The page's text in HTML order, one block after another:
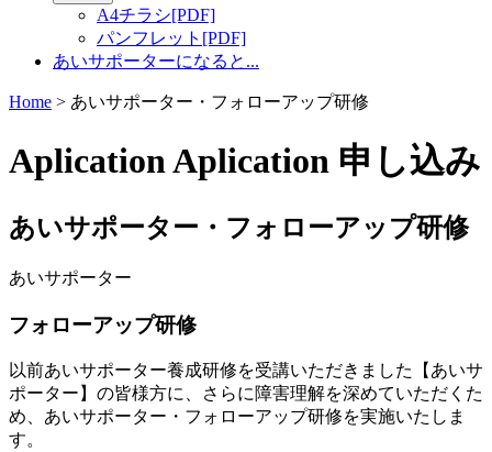
A4チラシ[PDF]
パンフレット[PDF]
あいサポーターになると...
Home > あいサポーター・フォローアップ研修
AplicationAplication 申し込み
あいサポーター・フォローアップ研修
あいサポーター
フォローアップ研修
以前あいサポーター養成研修を受講いただきました【あいサ
ポーター】の皆様方に、さらに障害理解を深めていただくた
め、あいサポーター・フォローアップ研修を実施いたしま
す。